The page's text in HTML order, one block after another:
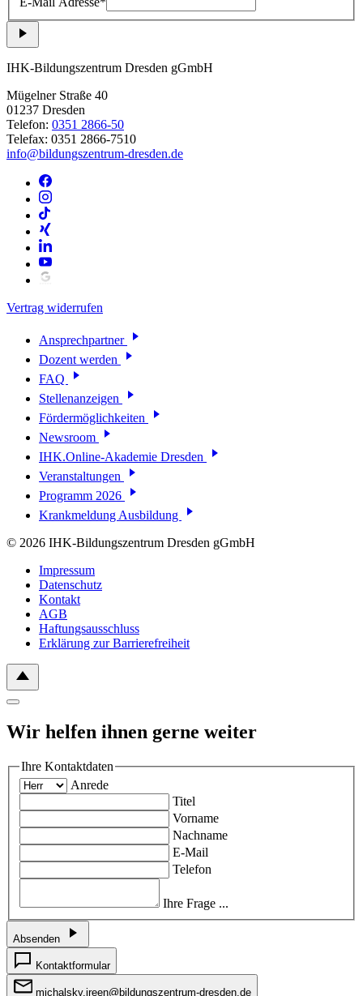
IHK-Bildungszentrum Dresden gGmbH
Mügelner Straße 40
01237 Dresden
Telefon: 0351 2866-50
Telefax: 0351 2866-7510
info@bildungszentrum-dresden.de
Vertrag widerrufen
Ansprechpartner
Dozent werden
FAQ
Stellenanzeigen
Fördermöglichkeiten
Newsroom
IHK.Online-Akademie Dresden
Veranstaltungen
Programm 2026
Krankmeldung Ausbildung
© 2026 IHK-Bildungszentrum Dresden gGmbH
Impressum
Datenschutz
Kontakt
AGB
Haftungsausschluss
Erklärung zur Barrierefreiheit
Wir helfen ihnen gerne weiter
Ihre Kontaktdaten
Anrede
Titel
Vorname
Nachname
E-Mail
Telefon
Ihre Frage ...
Absenden
Kontaktformular
michalsky.ireen@bildungszentrum-dresden.de